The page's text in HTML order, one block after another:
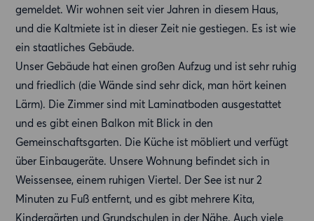
gemeldet. Wir wohnen seit vier Jahren in diesem Haus,
und die Kaltmiete ist in dieser Zeit nie gestiegen. Es ist wie
ein staatliches Gebäude.
Unser Gebäude hat einen großen Aufzug und ist sehr ruhig
und friedlich (die Wände sind sehr dick, man hört keinen
Lärm). Die Zimmer sind mit Laminatboden ausgestattet
und es gibt einen Balkon mit Blick in den
Gemeinschaftsgarten. Die Küche ist möbliert und verfügt
über Einbaugeräte. Unsere Wohnung befindet sich in
Weissensee, einem ruhigen Viertel. Der See ist nur 2
Minuten zu Fuß entfernt, und es gibt mehrere Kita,
Kindergärten und Grundschulen in der Nähe. Auch viele